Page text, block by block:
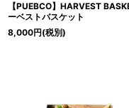
【PUEBCO】HARVEST
ーベストバスケット
8,000円(税別)